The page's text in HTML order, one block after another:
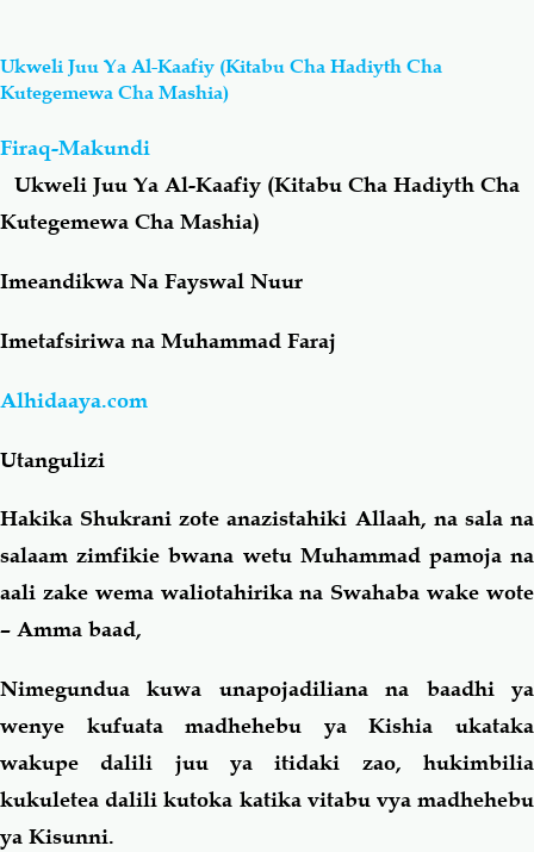
Aqiydah
Shirki & Kufru
Salaf Wa Ummah
Familia-Jamii Maswali-Majibu
Chemsha Bongo Vitabu
Ukweli Juu Ya Al-Kaafiy (Kitabu Cha Hadiyth Cha
Kutegemewa Cha Mashia)
Firaq-Makundi
Ukweli Juu Ya Al-Kaafiy (Kitabu Cha Hadiyth Cha
Kutegemewa Cha Mashia)
Imeandikwa Na Fayswal Nuur
Imetafsiriwa na Muhammad Faraj
Alhidaaya.com
Utangulizi
Hakika Shukrani zote anazistahiki Allaah, na sala na
salaam zimfikie bwana wetu Muhammad pamoja na
aali zake wema waliotahirika na Swahaba wake wote
– Amma baad,
Nimegundua kuwa unapojadiliana na baadhi ya
wenye kufuata madhehebu ya Kishia ukataka
wakupe dalili juu ya itidaki zao, hukimbilia
kukuletea dalili kutoka katika vitabu vya madhehebu
ya Kisunni.